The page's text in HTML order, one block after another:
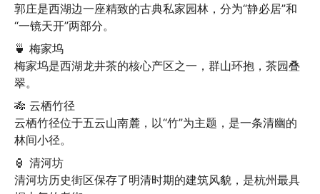
郭庄是西湖边一座精致的古典私家园林，分为“静必居”和
“一镜天开”两部分。
🍵 梅家坞
梅家坞是西湖龙井茶的核心产区之一，群山环抱，茶园叠
翠。
🎋 云栖竹径
云栖竹径位于五云山南麓，以“竹”为主题，是一条清幽的
林间小径。
🏮 清河坊
清河坊历史街区保存了明清时期的建筑风貌，是杭州最具